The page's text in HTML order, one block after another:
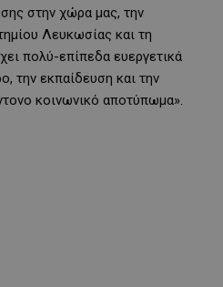
στην χώρα μας, την
Λευκωσίας και τη
πολύ-επίπεδα ευεργετικά
την εκπαίδευση και την
κοινωνικό αποτύπωμα».